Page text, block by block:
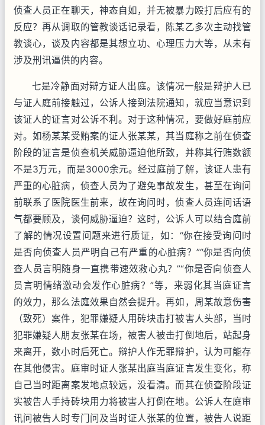
侦查人员正在聊天，神态自如，并无被暴力殴打后应有的
反应？再从调取的管教谈话记录看，陈某乙多次主动找管
教谈心，谈及内容都是其想立功、心理压力大等，从未有
涉及刑讯逼供的内容。
七是冷静面对辩方证人出庭。该情况一般是辩护人已
与证人庭前接触过，公诉人接到法院通知，就应当意识到
该证人的证言对公诉不利。对于这种情况，要做好庭前应
对。如杨某某受贿案的证人张某某，其当庭称之前在侦查
阶段的证言是侦查机关威胁逼迫他所致，并称其行贿数额
不是3万元，而是3000余元。经过庭前了解，该证人患有
严重的心脏病，侦查人员为了避免事故发生，甚至在询问
前联系了医院医生前来，故在询问时，侦查人员连问话语
气都要顾及，谈何威胁逼迫？这时，公诉人可以结合庭前
了解的情况设置问题来进行质证，如：“你在接受询问时
是否向侦查人员严明自己有严重的心脏病？”“你是否向侦
查人员言明随身一直携带速效救心丸？”“你是否向侦查人
员言明情绪激动会发作心脏病？”等，来弱化其当庭证言
的效力，那么法庭效果自然会提升。再如，周某故意伤害
（致死）案件，犯罪嫌疑人用砖块击打被害人头部，当时
犯罪嫌疑人朋友张某在场，被害人被击打倒地后，站起身
来离开，数小时后死亡。辩护人作无罪辩护，认为可能存
在其他侵害。庭审时证人张某出庭当庭证言发生变化，称
自己当时距离案发地点较远，没看清。而其在侦查阶段证
实被告人手持砖块用力将被害人打倒在地。公诉人在庭审
讯问被告人时专门问及当时证人张某的位置，被告人说距